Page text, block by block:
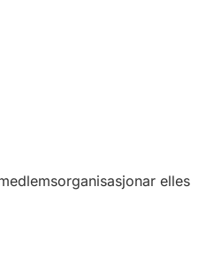
elles